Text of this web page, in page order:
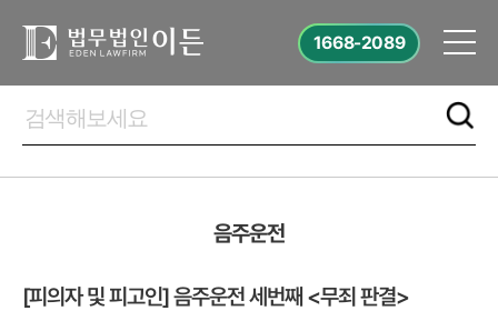
1668-2089
음주운전
[피의자 및 피고인] 음주운전 세번째 <무죄 판결>